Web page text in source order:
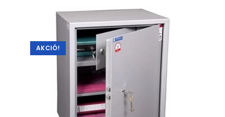
AKCIÓ!